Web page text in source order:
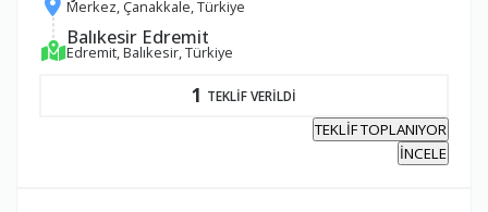
Merkez, Çanakkale, Türkiye
Balıkesir Edremit
Edremit, Balıkesir, Türkiye
1 TEKLİF VERİLDİ
TEKLİF TOPLANIYOR
İNCELE